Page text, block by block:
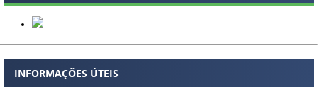
INFORMAÇÕES ÚTEIS